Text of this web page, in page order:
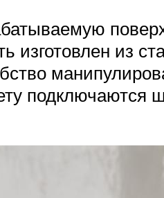
изготовлен из
подключаются